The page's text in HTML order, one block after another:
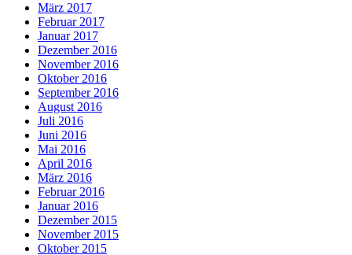
März 2017
Februar 2017
Januar 2017
Dezember 2016
November 2016
Oktober 2016
September 2016
August 2016
Juli 2016
Juni 2016
Mai 2016
April 2016
März 2016
Februar 2016
Januar 2016
Dezember 2015
November 2015
Oktober 2015